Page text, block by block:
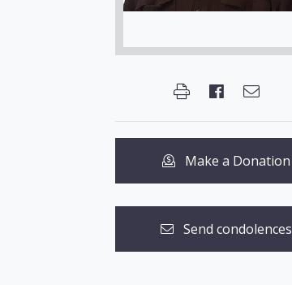
Make a Donation
Send condolences